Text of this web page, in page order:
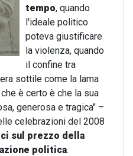
tempo, quando
l'ideale politico
poteva giustificare
la violenza, quando
il confine tra
sottile come la lama
è certo è che la sua
generosa e tragica" –
celebrazioni del 2008
sul prezzo della
politica.